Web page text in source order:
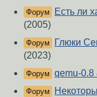
Форум
Есть ли
(2005)
Форум
Глюки
(2023)
Форум qemu-0.8
Форум